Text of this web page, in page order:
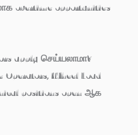
overtime opportunities
apply செய்யலாமா?
Wheel Load
positions open ஆக